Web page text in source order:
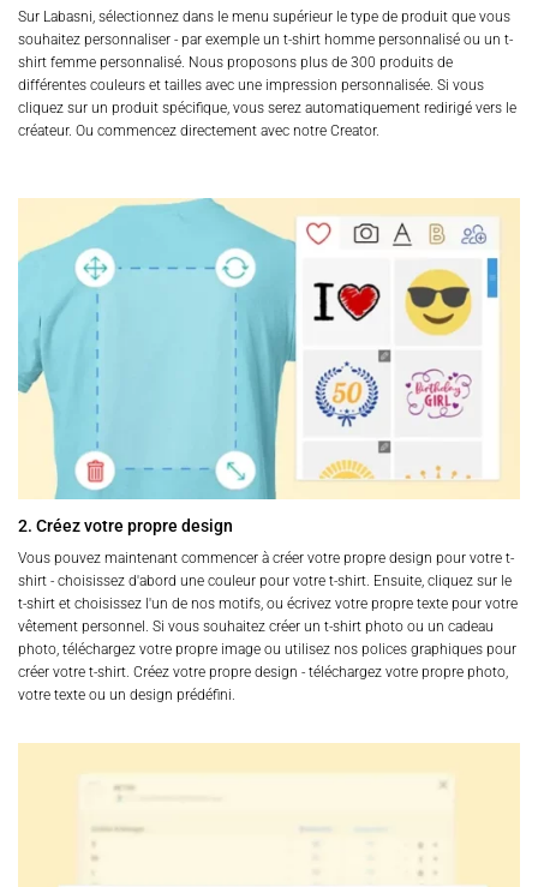
Sur Labasni, sélectionnez dans le menu supérieur le type de produit que vous
souhaitez personnaliser - par exemple un t-shirt homme personnalisé ou un t-
shirt femme personnalisé. Nous proposons plus de 300 produits de
différentes couleurs et tailles avec une impression personnalisée. Si vous
cliquez sur un produit spécifique, vous serez automatiquement redirigé vers le
créateur. Ou commencez directement avec notre Creator.
2. Créez votre propre design
Vous pouvez maintenant commencer à créer votre propre design pour votre t-
shirt - choisissez d'abord une couleur pour votre t-shirt. Ensuite, cliquez sur le
t-shirt et choisissez l'un de nos motifs, ou écrivez votre propre texte pour votre
vêtement personnel. Si vous souhaitez créer un t-shirt photo ou un cadeau
photo, téléchargez votre propre image ou utilisez nos polices graphiques pour
créer votre t-shirt. Créez votre propre design - téléchargez votre propre photo,
votre texte ou un design prédéfini.